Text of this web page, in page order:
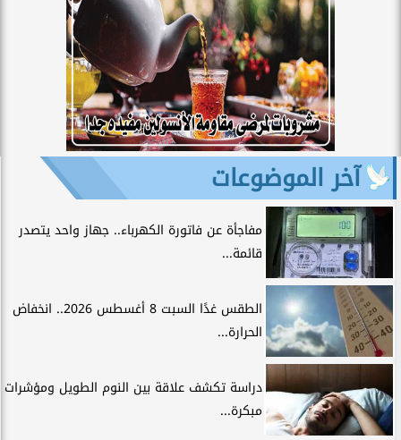
آخر الموضوعات
مفاجأة عن فاتورة الكهرباء.. جهاز واحد يتصدر
قائمة...
الطقس غدًا السبت 8 أغسطس 2026.. انخفاض
الحرارة...
دراسة تكشف علاقة بين النوم الطويل ومؤشرات
مبكرة...